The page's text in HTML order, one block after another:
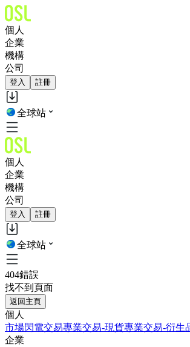
個人
企業
機構
公司
登入 註冊
全球站
個人
企業
機構
公司
登入 註冊
全球站
404錯誤
找不到頁面
返回主頁
個人
市場閃電交易專業交易-現貨專業交易-衍生
企業